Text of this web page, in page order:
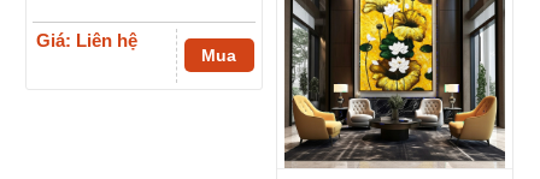
Giá: Liên hệ
Mua